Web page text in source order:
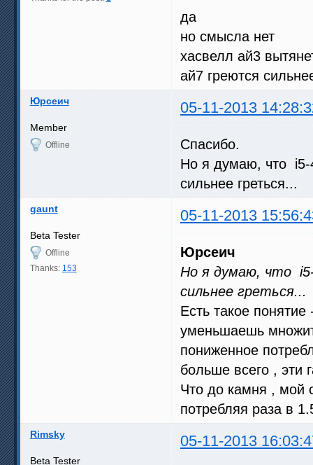
да
но смысла нет
хасвелл ай3
ай7 греются
Юрсеич 05-11-2013
Member
Offline
Спасибо.
Но я думаю, что i5-
сильнее греться...
gaunt 05-11-2013
Beta Tester
Offline
Thanks: 153
Юрсеич
Но я думаю, что i5-
сильнее греться...
Есть такое
уменьшаешь
пониженное
больше всего , эти
Что до камня , мой
потребляя раза в
Rimsky 05-11-2013
Beta Tester